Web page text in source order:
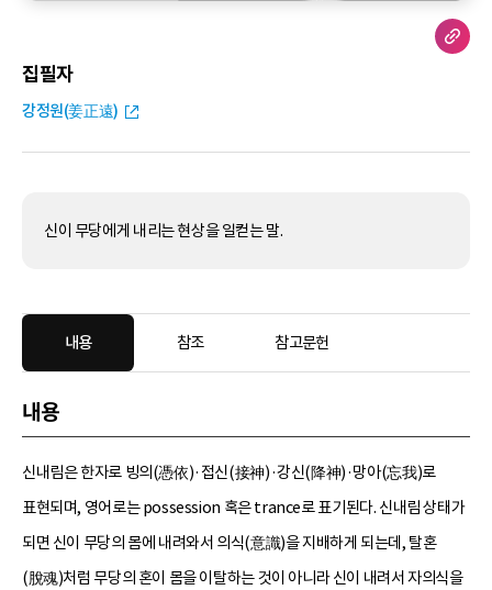
집필자
강정원(姜正遠)
신이 무당에게 내리는 현상을 일컫는 말.
내용 참조 참고문헌
내용
신내림은 한자로 빙의(憑依)·접신(接神)·강신(降神)·망아(忘我)로
표현되며, 영어로는 possession 혹은 trance로 표기된다. 신내림 상태가
되면 신이 무당의 몸에 내려와서 의식(意識)을 지배하게 되는데, 탈혼
(脫魂)처럼 무당의 혼이 몸을 이탈하는 것이 아니라 신이 내려서 자의식을